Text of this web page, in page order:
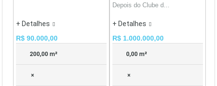
+ Detalhes
R$ 90.000,00
200,00 m²
×
Depois do Clube d...
+ Detalhes
R$ 1.000.000,00
0,00 m²
×